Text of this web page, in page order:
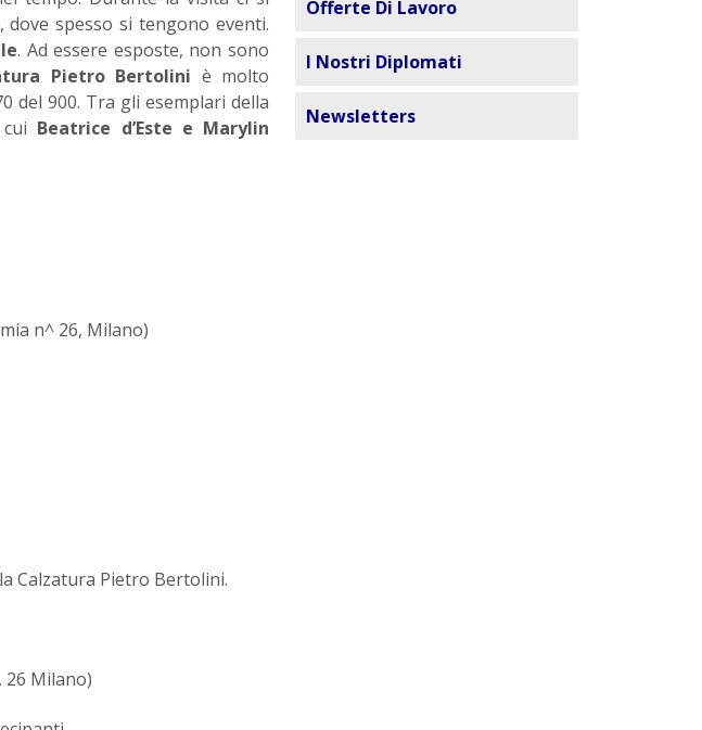
spesso si tengono eventi.
. Ad essere esposte, non sono
Pietro Bertolini è molto
del 900. Tra gli esemplari della
Beatrice d’Este e Marylin
n^ 26, Milano)
Calzatura Pietro Bertolini.
26 Milano)
Offerte Di Lavoro
I Nostri Diplomati
Newsletters